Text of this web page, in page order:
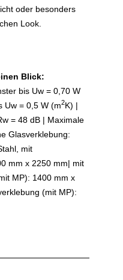
oder besonders
Look.
Blick:
bis Uw = 0,70 W
Uw = 0,5 W (m2K) |
= 48 dB | Maximale
Glasverklebung:
mit
mm x 2250 mm| mit
MP): 1400 mm x
(mit MP):